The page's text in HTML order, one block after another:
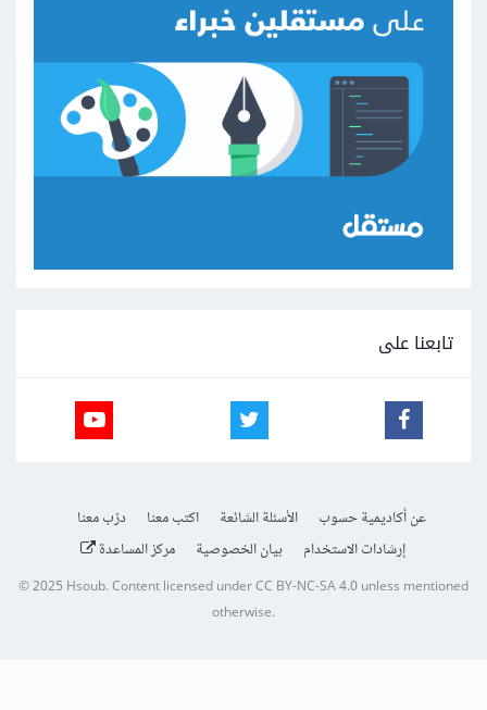
تابعنا على
عن أكاديمية حسوب الأسئلة الشائعة اكتب معنا
درّب معنا
إرشادات الاستخدام
بيان الخصوصية مركز المساعدة
© 2025 Hsoub.Content licensed underCC BY-NC-SA 4.0unless mentioned
otherwise.